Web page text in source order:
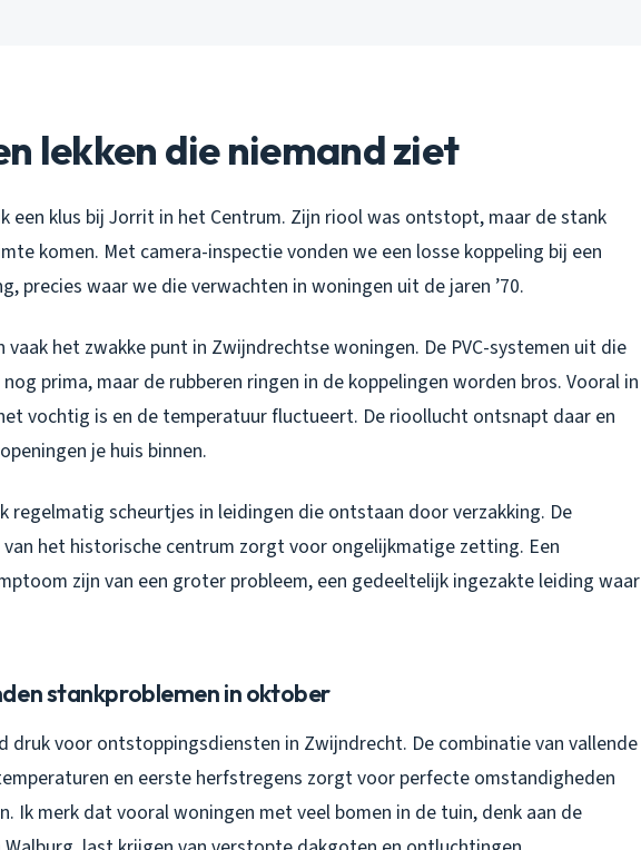
lekken die niemand ziet
een klus bij Jorrit in het Centrum. Zijn riool was ontstopt, maar de stank
komen. Met camera-inspectie vonden we een losse koppeling bij een
precies waar we die verwachten in woningen uit de jaren ’70.
vaak het zwakke punt in Zwijndrechtse woningen. De PVC-systemen uit die
prima, maar de rubberen ringen in de koppelingen worden bros. Vooral in
vochtig is en de temperatuur fluctueert. De rioollucht ontsnapt daar en
je huis binnen.
regelmatig scheurtjes in leidingen die ontstaan door verzakking. De
het historische centrum zorgt voor ongelijkmatige zetting. Een
zijn van een groter probleem, een gedeeltelijk ingezakte leiding waar
stankproblemen in oktober
druk voor ontstoppingsdiensten in Zwijndrecht. De combinatie van vallende
en eerste herfstregens zorgt voor perfecte omstandigheden
Ik merk dat vooral woningen met veel bomen in de tuin, denk aan de